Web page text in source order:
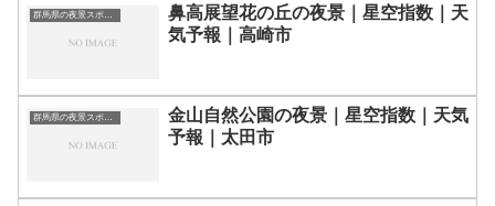
群馬県の夜景スポット一覧
鼻高展望花の丘の夜景｜星空指数｜天
気予報｜高崎市
群馬県の夜景スポット一覧
金山自然公園の夜景｜星空指数｜天気
予報｜太田市